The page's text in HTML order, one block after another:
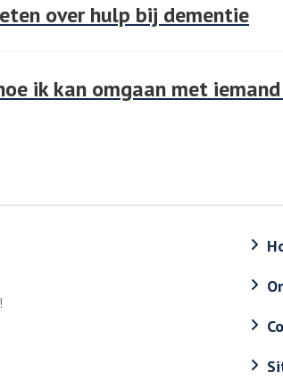
over hulp bij dementie
ik kan omgaan met